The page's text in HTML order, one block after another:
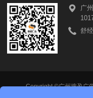
广
舒
Copyright ©广州搜盈广